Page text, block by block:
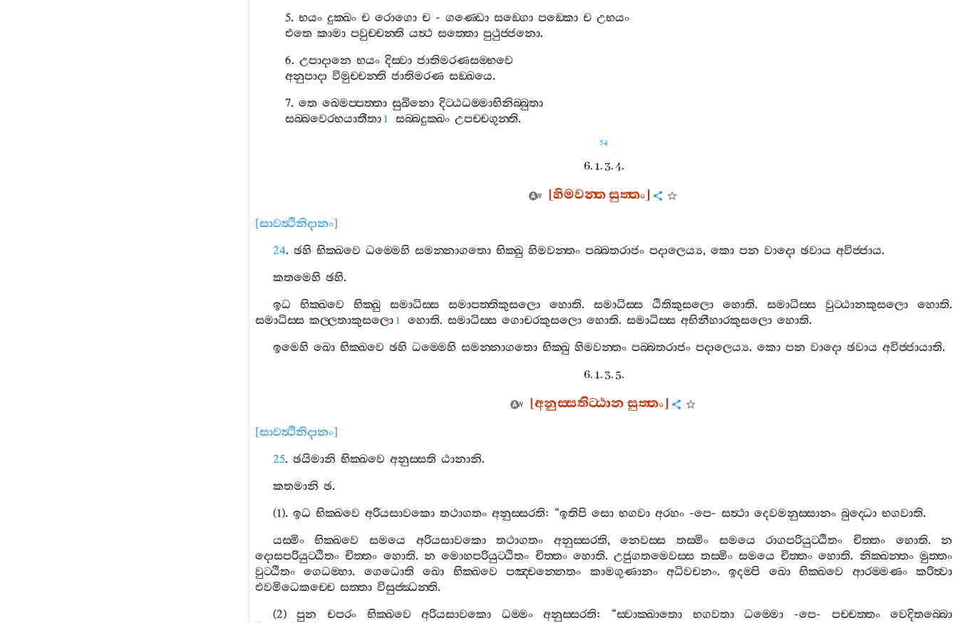
5.භයං දුක‍්ඛං ච රොගො ච -ගණ‍්ඩො සඞ‍්ගො පඞ‍්කො ච උභයං
එතෙ කාමා පවුච‍්චන‍්ති යත්‍ථ සත‍්තො පුථුජ‍්ජනො.
6.උපාදානෙ භයං දිස‍්වා ජාතිමරණසම‍්භවෙ
අනුපාදා විමුච‍්චන‍්ති ජාතිමරණ සඞ‍්ඛයෙ.
7.තෙ ඛෙමප‍්පත‍්තා සුඛිනො දිට‍්ඨධම‍්මාභිනිබ‍්බුතා
සබ‍්බවෙරභයාතීතා 1 සබ‍්බදුක‍්ඛං උපච‍්චගුන‍්ති.
54
6. 1. 3. 4.
[හිමවන‍්තසුත‍්තං]
[සාවත්‍ථිනිදානං]
24. ඡහි භික‍්ඛවෙ ධම‍්මෙහි සමන‍්නාගතො භික‍්ඛු හිමවන‍්තං පබ‍්බතරාජං පදාලෙය්‍ය, කො පන වාදො ඡවාය අවිජ‍්ජාය.
කතමෙහි ඡහි.
ඉධ
භික‍්ඛවෙ භික‍්ඛු සමාධිස‍්ස සමාපත‍්තිකුසලො හොති. සමාධිස‍්ස ඨිතිකුසලො හොති.සමාධිස‍්ස වුට‍්ඨානකුසලො හොති.
සමාධිස‍්ස කල‍්ලතාකුසලො 1 හොති. සමාධිස‍්ස ගොචරකුසලො හොති. සමාධිස‍්ස අභිනීහාරකුසලො හොති.
ඉමෙහි ඛො භික‍්ඛවෙ ඡහි ධම‍්මෙහි සමන‍්නාගතො භික‍්ඛු හිමවන‍්තං පබ‍්බතරාජං පදාලෙය්‍ය. කො පන වාදො ඡවාය අවිජ‍්ජායාති.
6. 1. 3. 5.
[අනුස‍්සතිට‍්ඨානසුත‍්තං]
[සාවත්‍ථිනිදානං]
25. ඡයිමානි භික‍්ඛවෙ අනුස‍්සති ඨානානි.
කතමානි ඡ.
(1). ඉධ භික‍්ඛවෙ අරියසාවකො තථාගතං අනුස‍්සරති: “ඉතිපි සො භගවා අරහං-පෙ- සත්‍ථා දෙවමනුස‍්සානං බුද‍්ධො භගවාති.
යස‍්මිං
භික‍්ඛවෙ සමයෙ අරියසාවකො තථාගතං අනුස‍්සරති,නෙවස‍්ස තස‍්මිං සමයෙ රාගපරියුට‍්ඨිතං චිත‍්තං හොති.න
දොසපරියුට‍්ඨිතං චිත‍්තං හොති. න මොහපරියුට‍්ඨිතං චිත‍්තං හොති.උජුගතමෙවස‍්ස තස‍්මිං සමයෙ චිත‍්තං හොති. නික‍්ඛන‍්තං මුත‍්තං
වුට‍්ඨිතං
ගෙධම‍්හා. ගෙධොති ඛො භික‍්ඛවෙ පඤ‍්චන‍්නෙතං කාමගුණානං අධිවචනං.ඉදම‍්පි ඛො භික‍්ඛවෙ ආරම‍්මණං
කරිත්‍වා
එවමිධෙකච‍්චෙ සත‍්තා විසුජ‍්ඣන‍්ති.
(2)පුන චපරං භික‍්ඛවෙ අරියසාවකො ධම‍්මං අනුස‍්සරති: “ස‍්වාක‍්ඛාතො භගවතා ධම‍්මො -පෙ- පච‍්චත‍්තං
වෙදිතබ‍්බො